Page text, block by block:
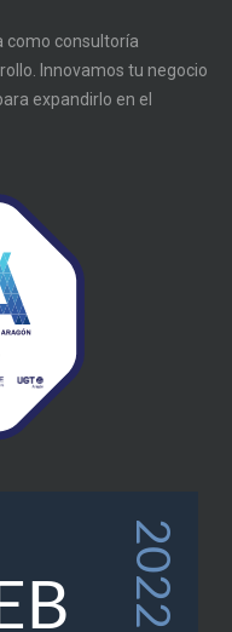
como consultoría
Innovamos tu negocio
expandirlo en el